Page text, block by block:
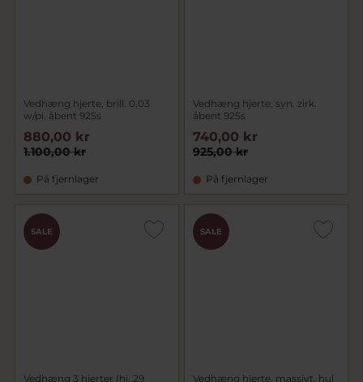
Vedhæng hjerte, brill. 0,03
w/pi. åbent 925s
1.100,00 kr
880,00 kr
På fjernlager
Vedhæng hjerte, syn. zirk.
åbent 925s
925,00 kr
740,00 kr
På fjernlager
SALE
Vedhæng 3 hjerter (hj. 29
SALE
Vedhæng hjerte, massivt, hul